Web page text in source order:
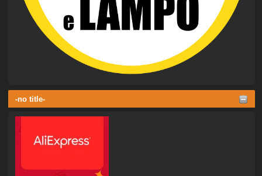
-no title-